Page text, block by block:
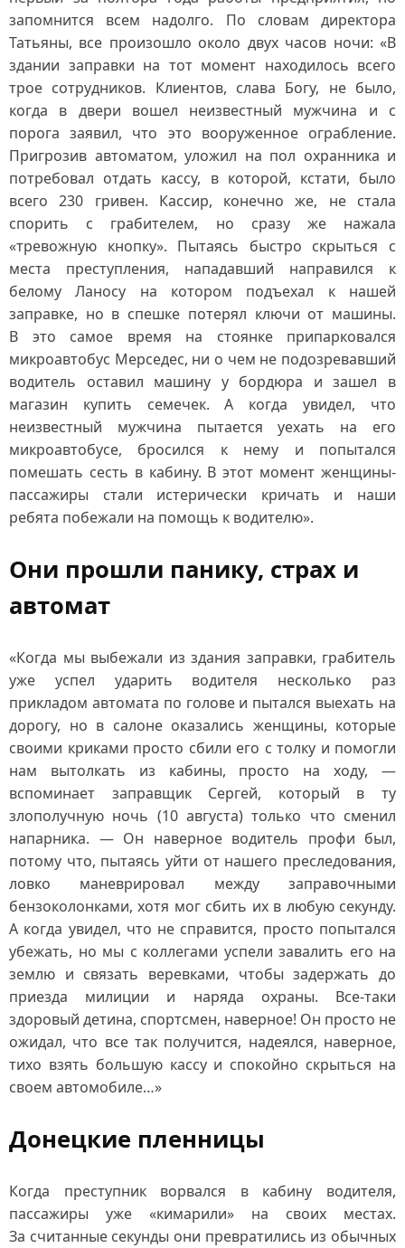
запомнится всем надолго. По словам директора
Татьяны, все произошло около двух часов ночи: «В
здании заправки на тот момент находилось всего
трое сотрудников. Клиентов, слава Богу, не было,
когда в двери вошел неизвестный мужчина и с
порога заявил, что это вооруженное ограбление.
Пригрозив автоматом, уложил на пол охранника и
потребовал отдать кассу, в которой, кстати, было
всего 230 гривен. Кассир, конечно же, не стала
спорить с грабителем, но сразу же нажала
«тревожную кнопку». Пытаясь быстро скрыться с
места преступления, нападавший направился к
белому Ланосу на котором подъехал к нашей
заправке, но в спешке потерял ключи от машины.
В это самое время на стоянке припарковался
микроавтобус Мерседес, ни о чем не подозревавший
водитель оставил машину у бордюра и зашел в
магазин купить семечек. А когда увидел, что
неизвестный мужчина пытается уехать на его
микроавтобусе, бросился к нему и попытался
помешать сесть в кабину. В этот момент женщины-
пассажиры стали истерически кричать и наши
ребята побежали на помощь к водителю».
Они прошли панику, страх и
автомат
«Когда мы выбежали из здания заправки, грабитель
уже успел ударить водителя несколько раз
прикладом автомата по голове и пытался выехать на
дорогу, но в салоне оказались женщины, которые
своими криками просто сбили его с толку и помогли
нам вытолкать из кабины, просто на ходу, —
вспоминает заправщик Сергей, который в ту
злополучную ночь (10 августа) только что сменил
напарника. — Он наверное водитель профи был,
потому что, пытаясь уйти от нашего преследования,
ловко маневрировал между заправочными
бензоколонками, хотя мог сбить их в любую секунду.
А когда увидел, что не справится, просто попытался
убежать, но мы с коллегами успели завалить его на
землю и связать веревками, чтобы задержать до
приезда милиции и наряда охраны. Все‑таки
здоровый детина, спортсмен, наверное! Он просто не
ожидал, что все так получится, надеялся, наверное,
тихо взять большую кассу и спокойно скрыться на
своем автомобиле…»
Донецкие пленницы
Когда преступник ворвался в кабину водителя,
пассажиры уже «кимарили» на своих местах.
За считанные секунды они превратились из обычных